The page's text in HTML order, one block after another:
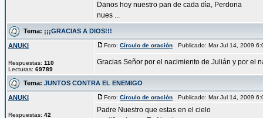
Danos hoy nuestro pan de cada dìa, Perdona
nues ...
Tema: ¡¡¡GRACIAS A DIOS!!!
ANUKI
Respuestas: 110
Lecturas: 69789
Foro: Círculo de oración Publicado: Mar Jul 14, 2009
Gracias Señor por el nacimiento de Julián y por el
Tema: JUNTOS CONTRA EL ENEMIGO
ANUKI
Respuestas: 42
Foro: Círculo de oración Publicado: Mar Jul 14, 2009
Padre Nuestro que estas en el cielo